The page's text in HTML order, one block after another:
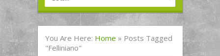
You Are Here: Home » Posts Tagged
"felliniano"